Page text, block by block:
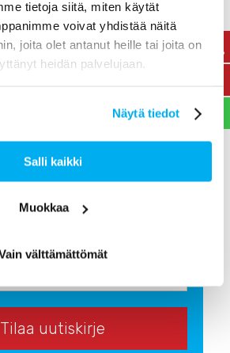
tietoja siitä, miten käytät
voivat yhdistää näitä
joita olet antanut heille tai joita on
heidän palvelujaan.
Näytä tiedot
Salli kaikki
Muokkaa
välttämättömät
SISÄPIIRIIN
tarjoukset, kuulumiset ja